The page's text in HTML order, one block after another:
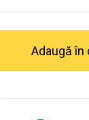
Adaugă în